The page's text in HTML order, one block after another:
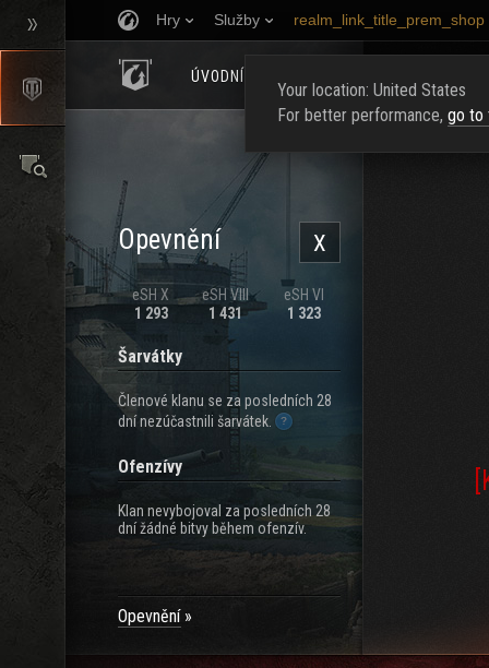
Hry Služby realm_link_title_prem_shop
ÚVODNÍ STRÁNKA
X
Opevnění
eSH X
1 293
eSH VIII
1 431
eSH VI
1 323
Šarvátky
Členové klanu se za posledních 28
dní nezúčastnili šarvátek.
Ofenzívy
Klan nevybojoval za posledních 28
dní žádné bitvy během ofenzív.
Opevnění
Your location: United States
For better performance, go to